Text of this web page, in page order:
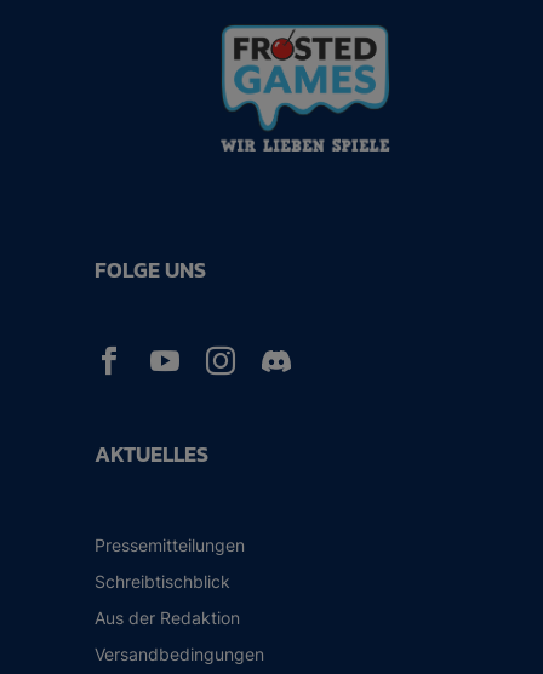
AKTUELLES
Pressemitteilungen
Schreibtischblick
Aus der Redaktion
Versandbedingungen
FOLGE UNS
  